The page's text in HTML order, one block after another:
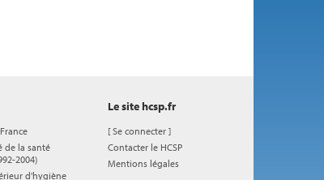
de la santé
2004)
d'hygiène
Le site hcsp.fr
[Se connecter ]
Contacter le HCSP
Mentions légales